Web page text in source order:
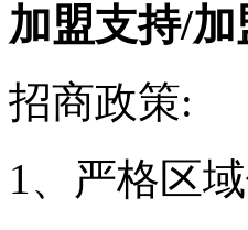
加盟支持/加
招商政策:
1、严格区